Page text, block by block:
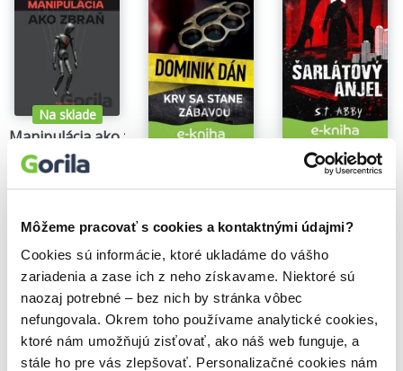
Môžeme pracovať s cookies a kontaktnými údajmi?
Cookies sú informácie, ktoré ukladáme do vášho
zariadenia a zase ich z neho získavame. Niektoré sú
naozaj potrebné – bez nich by stránka vôbec
nefungovala. Okrem toho používame analytické cookies,
ktoré nám umožňujú zisťovať, ako náš web funguje, a
stále ho pre vás zlepšovať. Personalizačné cookies nám
Na sklade
Manipulácia ako zbraň
Tomáš Vepi
15,79€ Šarlátový anjel
S.T. Abby
5,84€
Našli sme0titulov
Zoradiť podľa:
Filtrovať